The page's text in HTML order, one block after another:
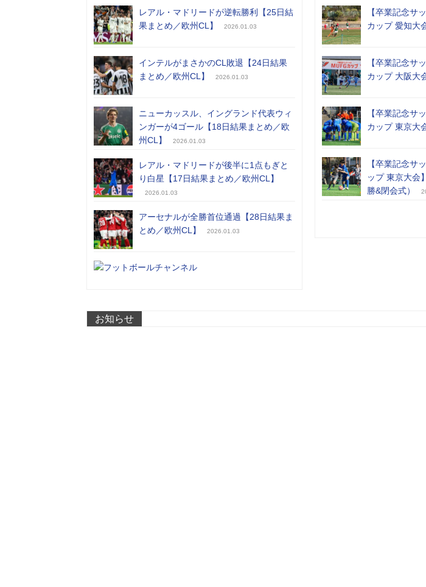
レアル・マドリードが逆転勝利【25日結
果まとめ／欧州CL】
2026.01.03
インテルがまさかのCL敗退【24日結果
まとめ／欧州CL】
2026.01.03
ニューカッスル、イングランド代表ウィ
ンガーが4ゴール【18日結果まとめ／欧
州CL】
2026.01.03
レアル・マドリードが後半に1点もぎと
り白星【17日結果まとめ／欧州CL】
2026.01.03
アーセナルが全勝首位通過【28日結果ま
とめ／欧州CL】
2026.01.03
【卒業記念サ
カップ 愛知大
【卒業記念サ
カップ 大阪大
【卒業記念サ
カップ 東京大
【卒業記念サ
ップ 東京大会
勝&閉会式）
お知らせ